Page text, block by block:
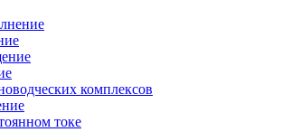
комплексов
токе